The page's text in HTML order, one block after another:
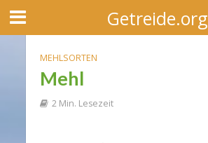
Getreide.org
MEHLSORTEN
Mehl
2 Min. Lesezeit